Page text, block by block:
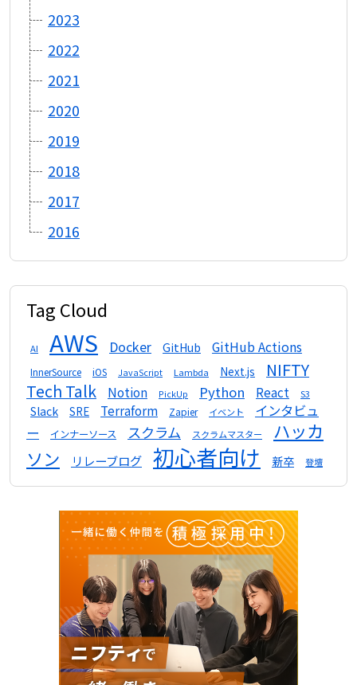
2023
2022
2021
2020
2019
2018
2017
2016
Tag Cloud
AI AWS Docker GitHub GitHub Actions
InnerSource iOS JavaScript Lambda Next.js
NIFTY
Tech Talk
Notion PickUp Python React S3
Slack SRE Terraform Zapier イベント
インタビュ
ー
インナーソース スクラム スクラムマスター
ハッカ
ソン
リレーブログ 初心者向け 新卒 登壇